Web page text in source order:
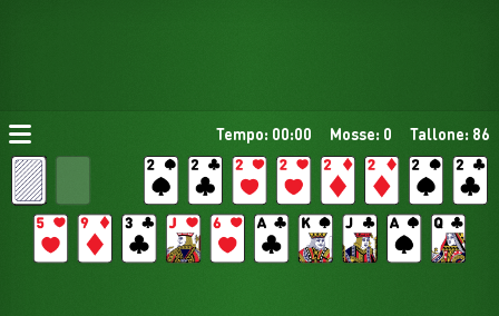
Tempo: 00:00 Mosse: 0 Tallone: 86